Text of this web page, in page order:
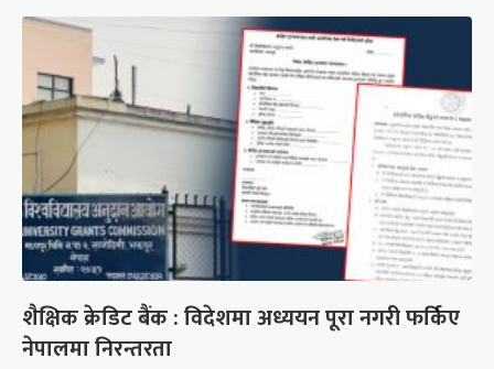
शैक्षिक क्रेडिट बैंक : विदेशमा अध्ययन पूरा नगरी फर्किए
नेपालमा निरन्तरता